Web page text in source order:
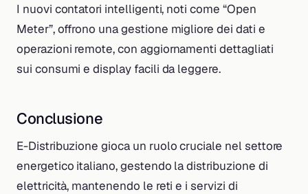
I nuovi contatori intelligenti, noti come “Open
Meter”, offrono una gestione migliore dei dati e
operazioni remote, con aggiornamenti dettagliati
sui consumi e display facili da leggere.
Conclusione
E-Distribuzione gioca un ruolo cruciale nel settore
energetico italiano, gestendo la distribuzione di
elettricità, mantenendo le reti e i servizi di